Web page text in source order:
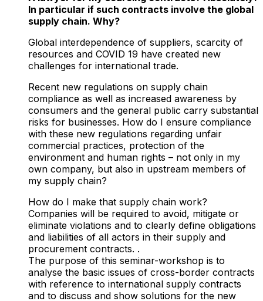
In particular if such contracts involve the global
supply chain. Why?
Global interdependence of suppliers, scarcity of
resources and COVID 19 have created new
challenges for international trade.
Recent new regulations on supply chain
compliance as well as increased awareness by
consumers and the general public carry substantial
risks for businesses. How do I ensure compliance
with these new regulations regarding unfair
commercial practices, protection of the
environment and human rights – not only in my
own company, but also in upstream members of
my supply chain?
How do I make that supply chain work?
Companies will be required to avoid, mitigate or
eliminate violations and to clearly define obligations
and liabilities of all actors in their supply and
procurement contracts. .
The purpose of this seminar-workshop is to
analyse the basic issues of cross-border contracts
with reference to international supply contracts
and to discuss and show solutions for the new